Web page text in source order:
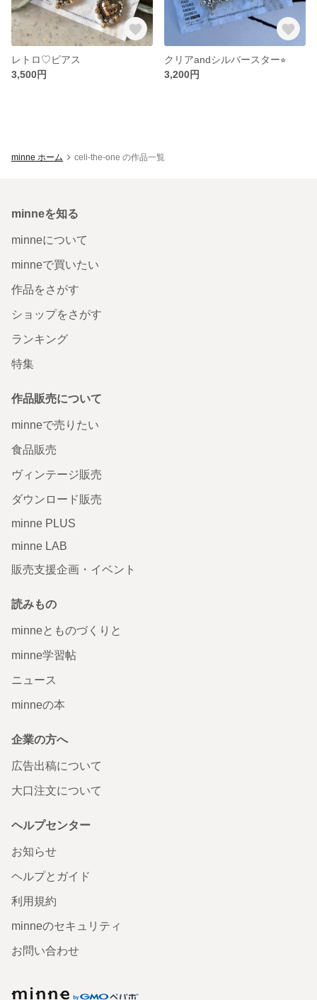
レトロ♡ピアス
3,500円
クリアandシルバースター⭐︎
3,200円
minne ホーム celi-the-one の作品一覧
minneを知る
minneについて
minneで買いたい
作品をさがす
ショップをさがす
ランキング
特集
作品販売について
minneで売りたい
食品販売
ヴィンテージ販売
ダウンロード販売
minne PLUS
minne LAB
販売支援企画・イベント
読みもの
minneとものづくりと
minne学習帖
ニュース
minneの本
企業の方へ
広告出稿について
大口注文について
ヘルプセンター
お知らせ
ヘルプとガイド
利用規約
minneのセキュリティ
お問い合わせ